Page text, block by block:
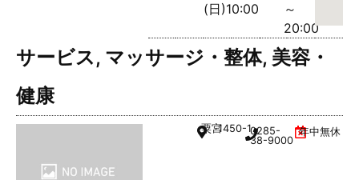
(日)10:00
～
20:00
サービス, マッサージ・整体, 美容・
健康
粟宮1450-10285-
38-9000
年中無休